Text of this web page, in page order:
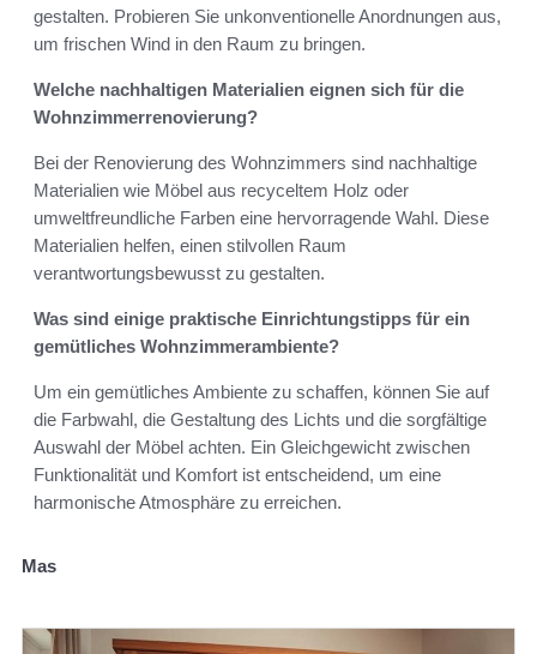
gestalten. Probieren Sie unkonventionelle Anordnungen aus,
um frischen Wind in den Raum zu bringen.
Welche nachhaltigen Materialien eignen sich für die
Wohnzimmerrenovierung?
Bei der Renovierung des Wohnzimmers sind nachhaltige
Materialien wie Möbel aus recyceltem Holz oder
umweltfreundliche Farben eine hervorragende Wahl. Diese
Materialien helfen, einen stilvollen Raum
verantwortungsbewusst zu gestalten.
Was sind einige praktische Einrichtungstipps für ein
gemütliches Wohnzimmerambiente?
Um ein gemütliches Ambiente zu schaffen, können Sie auf
die Farbwahl, die Gestaltung des Lichts und die sorgfältige
Auswahl der Möbel achten. Ein Gleichgewicht zwischen
Funktionalität und Komfort ist entscheidend, um eine
harmonische Atmosphäre zu erreichen.
Mas